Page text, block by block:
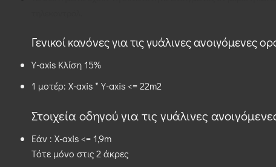
Γενικοί κανόνες για τις γυάλινες ανοιγόμενες
Y-axis Κλίση 15%
1 μοτέρ: X-axis * Y-axis <= 22m2
Στοιχεία οδηγού για τις γυάλινες
Εάν : X-axis <= 1,9m
Τότε μόνο στις 2 άκρες